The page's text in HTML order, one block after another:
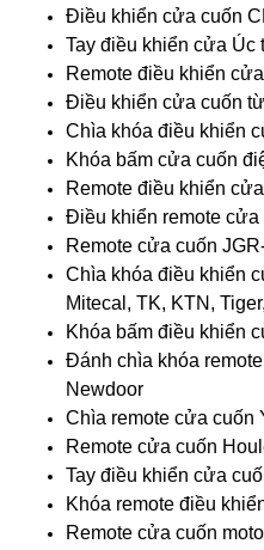
Điều khiển cửa cuốn
Tay điều khiển cửa Úc
Remote điều khiển
Điều khiển cửa cuốn
Chìa khóa điều khiển
Khóa bấm cửa cuốn
Remote điều khiển
Điều khiển remote cửa
Remote cửa cuốn
Chìa khóa điều khiển
Mitecal, TK, KTN,
Khóa bấm điều khiển
Đánh chìa khóa
Newdoor
Chìa remote cửa cuốn
Remote cửa cuốn
Tay điều khiển cửa
Khóa remote điều
Remote cửa cuốn